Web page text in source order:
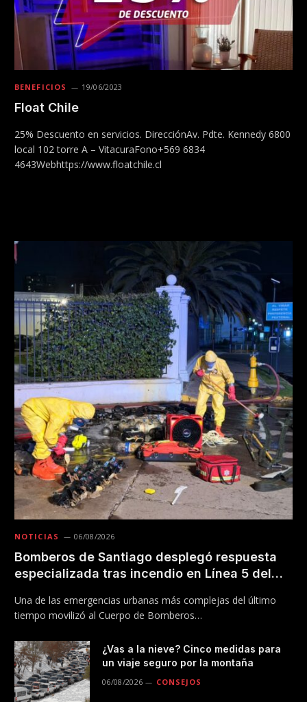
BENEFICIOS 19/06/2023
Float Chile
25% Descuento en servicios. DirecciónAv. Pdte. Kennedy 6800
local 102 torre A – VitacuraFono+569 6834
4643Webhttps://www.floatchile.cl
NOTICIAS 06/08/2026
Bomberos de Santiago desplegó respuesta
especializada tras incendio en Línea 5 del
Una de las emergencias urbanas más complejas del último
tiempo movilizó al Cuerpo de Bomberos…
¿Vas a la nieve? Cinco medidas para
un viaje seguro por la montaña
06/08/2026 CONSEJOS